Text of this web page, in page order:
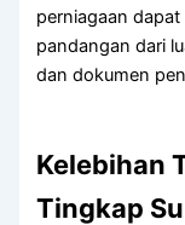
perniagaan
pandangan dari
dan dokumen
Kelebihan
Tingkap